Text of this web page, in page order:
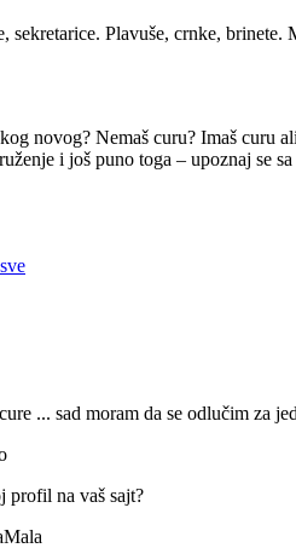
sekretarice. Plavuše, crnke,
novog? Nemaš curu? Imaš curu
i još puno toga – upoznaj
... sad moram da se odlučim za
profil na vaš sajt?